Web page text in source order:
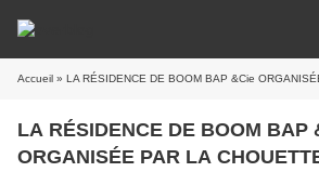
Accueil » LA RÉSIDENCE DE BOOM BAP &Cie ORGANISÉE PAR LA CHOUETTE ET LES
LA RÉSIDENCE DE BOOM BAP
ORGANISÉE PAR LA